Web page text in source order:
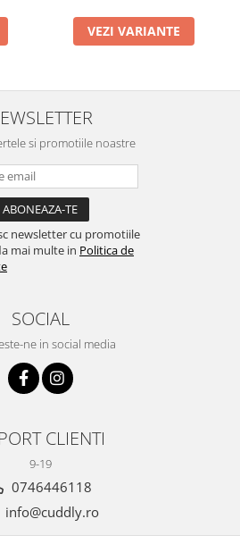
VEZI VARIANTE
si promotiile noastre
newsletter cu promotiile
mai multe in Politica de
SOCIAL
ne in social media
CLIENTI
9-19
0746446118
info@cuddly.ro